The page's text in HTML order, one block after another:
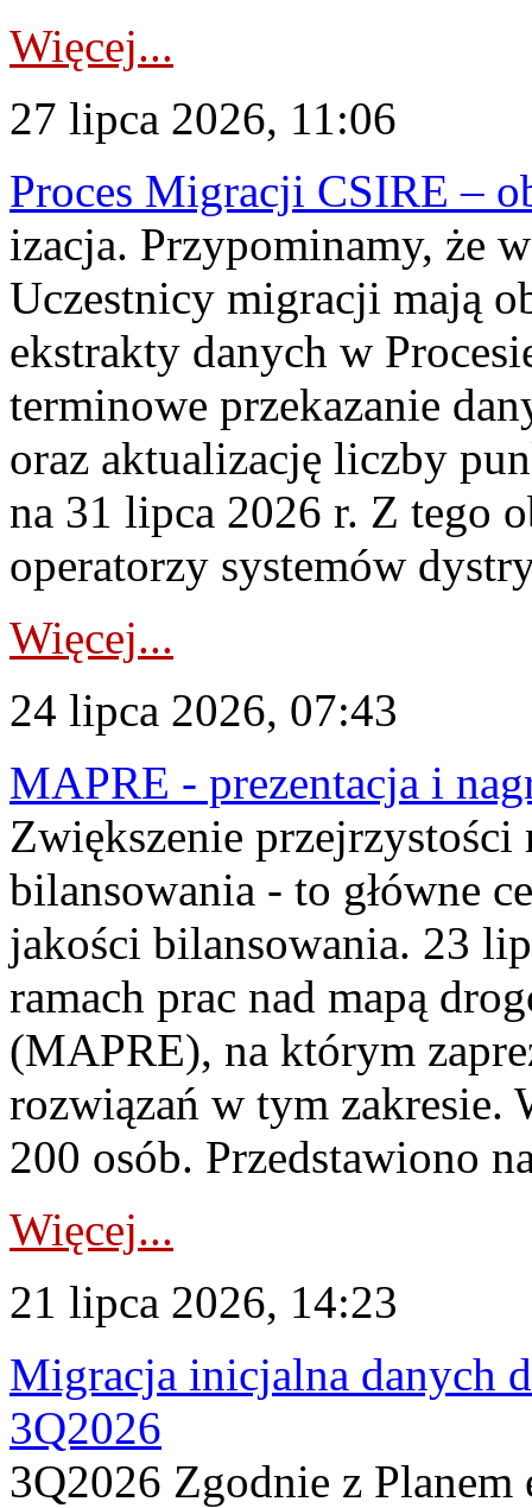
Więcej...
27 lipca 2026, 11:06
Proces Migracji CSIRE –
izacja. Przypominamy, że
Uczestnicy migracji mają
ekstrakty danych w
terminowe przekazanie
oraz aktualizację liczby
na 31 lipca 2026 r. Z tego
operatorzy systemów
Więcej...
24 lipca 2026, 07:43
MAPRE - prezentacja i
Zwiększenie
bilansowania - to główne
jakości bilansowania. 23
ramach prac nad mapą
(MAPRE), na którym
rozwiązań w tym zakresie.
200 osób. Przedstawiono
Więcej...
21 lipca 2026, 14:23
Migracja inicjalna danych
3Q2026
3Q2026 Zgodnie z